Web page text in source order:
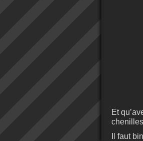
Et
Il faut